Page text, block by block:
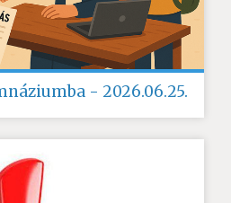
- 2026.06.25.